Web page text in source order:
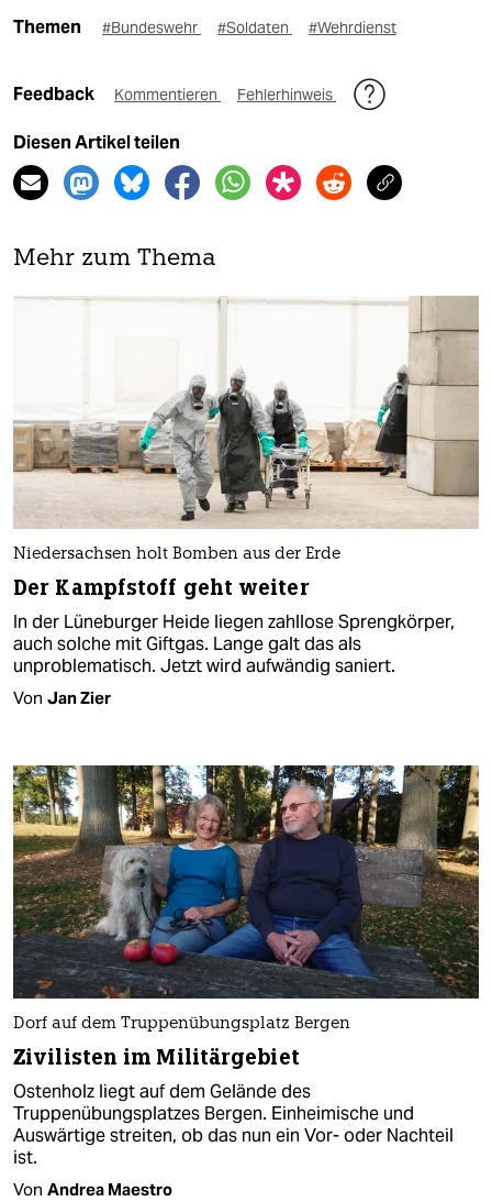
Themen #Bundeswehr #Soldaten #Wehrdienst
Feedback Kommentieren Fehlerhinweis
Diesen Artikel teilen
Mehr zum Thema
Niedersachsen holt Bomben aus der Erde
Der Kampfstoff geht weiter
In der Lüneburger Heide liegen zahllose Sprengkörper,
auch solche mit Giftgas. Lange galt das als
unproblematisch. Jetzt wird aufwändig saniert.
Von Jan Zier
Dorf auf dem Truppenübungsplatz Bergen
Zivilisten im Militärgebiet
Ostenholz liegt auf dem Gelände des
Truppenübungsplatzes Bergen. Einheimische und
Auswärtige streiten, ob das nun ein Vor- oder Nachteil
ist.
Von Andrea Maestro